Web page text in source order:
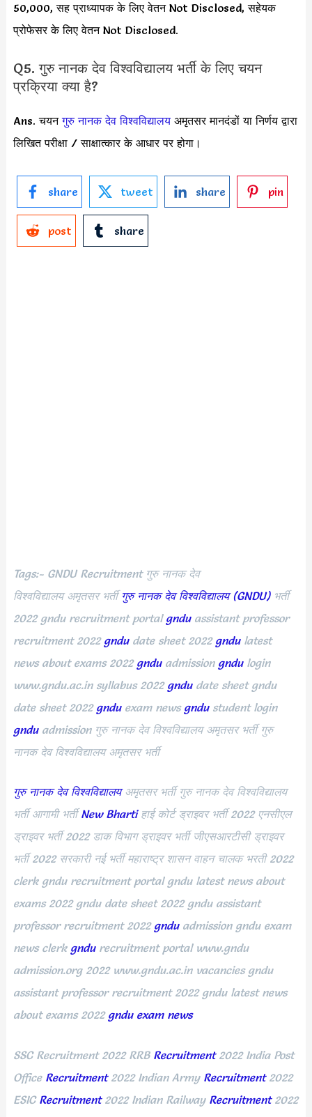
50,000, सह प्राध्यापक के लिए वेतन Not Disclosed, सहेयक
प्रोफेसर के लिए वेतन Not Disclosed.
Q5. गुरु नानक देव विश्वविद्यालय भर्ती के लिए चयन
प्रक्रिया क्या है?
Ans. चयनगुरु नानक देव विश्वविद्यालयअमृतसर मानदंडों या निर्णय द्वारा
लिखित परीक्षा / साक्षात्कार के आधार पर होगा।
share tweet share pin
post share
Tags:- GNDU Recruitment गुरु नानक देव
विश्वविद्यालय अमृतसर भर्तीगुरु नानक देव विश्वविद्यालय (GNDU)भर्ती
2022 gndu recruitment portal gnduassistant professor
recruitment 2022 gndudate sheet 2022 gndulatest
news about exams 2022 gnduadmission gndulogin
www.gndu.ac.in syllabus 2022 gndudate sheet gndu
date sheet 2022 gnduexam news gndustudent login
gnduadmission गुरु नानक देव विश्वविद्यालय अमृतसर भर्ती गुरु
नानक देव विश्वविद्यालय अमृतसर भर्ती
गुरु नानक देव विश्वविद्यालयअमृतसर भर्ती गुरु नानक देव विश्वविद्यालय
भर्ती आगामी भर्ती New Bhartiहाई कोर्ट ड्राइवर भर्ती 2022एनसीएल
ड्राइवर भर्ती 2022डाक विभाग ड्राइवर भर्ती जीएसआरटीसी ड्राइवर
भर्ती 2022सरकारी नई भर्ती महाराष्ट्र शासन वाहन चालक भरती 2022
clerk gndu recruitment portal gndu latest news about
exams 2022gndu date sheet 2022gndu assistant
professor recruitment 2022 gnduadmission gndu exam
news clerk gndurecruitment portal www.gndu
admission.org 2022www.gndu.ac.in vacancies gndu
assistant professor recruitment 2022gndu latest news
about exams 2022 gndu exam news
SSC Recruitment 2022RRB Recruitment 2022India Post
Office Recruitment 2022 Indian Army Recruitment 2022
ESIC Recruitment 2022Indian Railway Recruitment 2022